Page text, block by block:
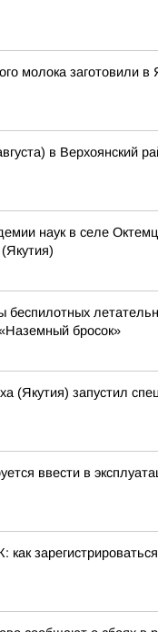
молока заготовили в
в Верхоянский
наук в селе
беспилотных
бросок»
(Якутия) запустил
ввести в